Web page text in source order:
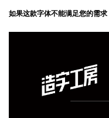
如果这款字体不能满足您的需